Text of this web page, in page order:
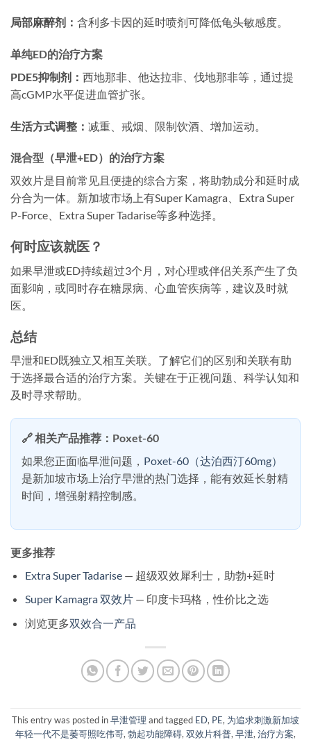
局部麻醉剂： 含利多卡因的延时喷剂可降低龟头敏感度。
单纯ED的治疗方案
PDE5抑制剂： 西地那非、他达拉非、伐地那非等，通过提
高cGMP水平促进血管扩张。
生活方式调整： 减重、戒烟、限制饮酒、增加运动。
混合型（早泄+ED）的治疗方案
双效片是目前常见且便捷的综合方案，将助勃成分和延时成
分合为一体。新加坡市场上有Super Kamagra、Extra Super
P-Force、Extra Super Tadarise等多种选择。
何时应该就医？
如果早泄或ED持续超过3个月，对心理或伴侣关系产生了负
面影响，或同时存在糖尿病、心血管疾病等，建议及时就
医。
总结
早泄和ED既独立又相互关联。了解它们的区别和关联有助
于选择最合适的治疗方案。关键在于正视问题、科学认知和
及时寻求帮助。
🔗 相关产品推荐：Poxet-60
如果您正面临早泄问题， Poxet-60（达泊西汀60mg）
是新加坡市场上治疗早泄的热门选择，能有效延长射精
时间，增强射精控制感。
更多推荐
Extra Super Tadarise— 超级双效犀利士，助勃+延时
Super Kamagra 双效片— 印度卡玛格，性价比之选
浏览更多双效合一产品
This entry was posted in早泄管理 and tagged ED, PE, 为追求刺激新加坡
年轻一代不是萎哥照吃伟哥,勃起功能障碍,双效片科普,早泄,治疗方案,